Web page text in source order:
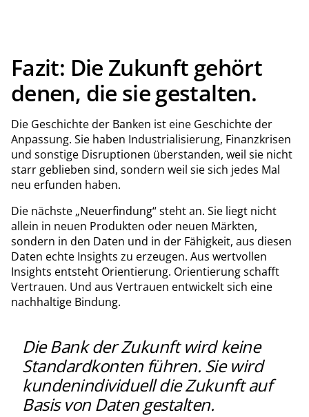
Fazit: Die Zukunft gehört
denen, die sie gestalten.
Die Geschichte der Banken ist eine Geschichte der
Anpassung. Sie haben Industrialisierung, Finanzkrisen
und sonstige Disruptionen überstanden, weil sie nicht
starr geblieben sind, sondern weil sie sich jedes Mal
neu erfunden haben.
Die nächste „Neuerﬁndung“ steht an. Sie liegt nicht
allein in neuen Produkten oder neuen Märkten,
sondern in den Daten und in der Fähigkeit, aus diesen
Daten echte Insights zu erzeugen. Aus wertvollen
Insights entsteht Orientierung. Orientierung schafft
Vertrauen. Und aus Vertrauen entwickelt sich eine
nachhaltige Bindung.
Die Bank der Zukunft wird keine
Standardkonten führen. Sie wird
kundenindividuell die Zukunft auf
Basis von Daten gestalten.